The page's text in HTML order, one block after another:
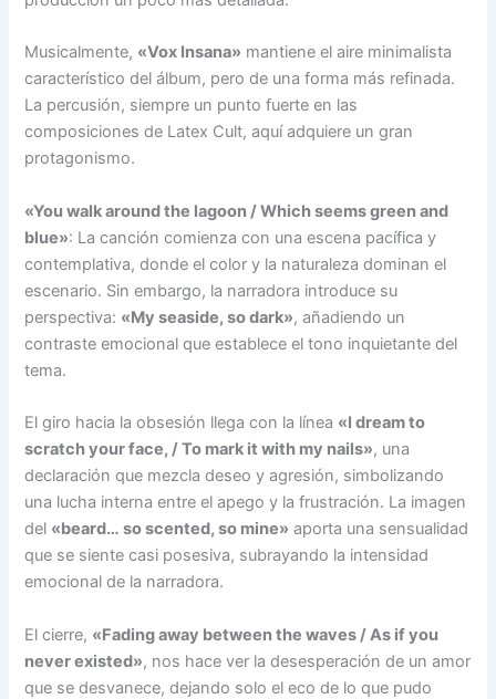
Musicalmente, «Vox Insana» mantiene el aire minimalista
característico del álbum, pero de una forma más refinada.
La percusión, siempre un punto fuerte en las
composiciones de Latex Cult, aquí adquiere un gran
protagonismo.
«You walk around the lagoon / Which seems green and
blue»: La canción comienza con una escena pacífica y
contemplativa, donde el color y la naturaleza dominan el
escenario. Sin embargo, la narradora introduce su
perspectiva: «My seaside, so dark», añadiendo un
contraste emocional que establece el tono inquietante del
tema.
El giro hacia la obsesión llega con la línea «I dream to
scratch your face, / To mark it with my nails», una
declaración que mezcla deseo y agresión, simbolizando
una lucha interna entre el apego y la frustración. La imagen
del «beard… so scented, so mine» aporta una sensualidad
que se siente casi posesiva, subrayando la intensidad
emocional de la narradora.
El cierre, «Fading away between the waves / As if you
never existed», nos hace ver la desesperación de un amor
que se desvanece, dejando solo el eco de lo que pudo